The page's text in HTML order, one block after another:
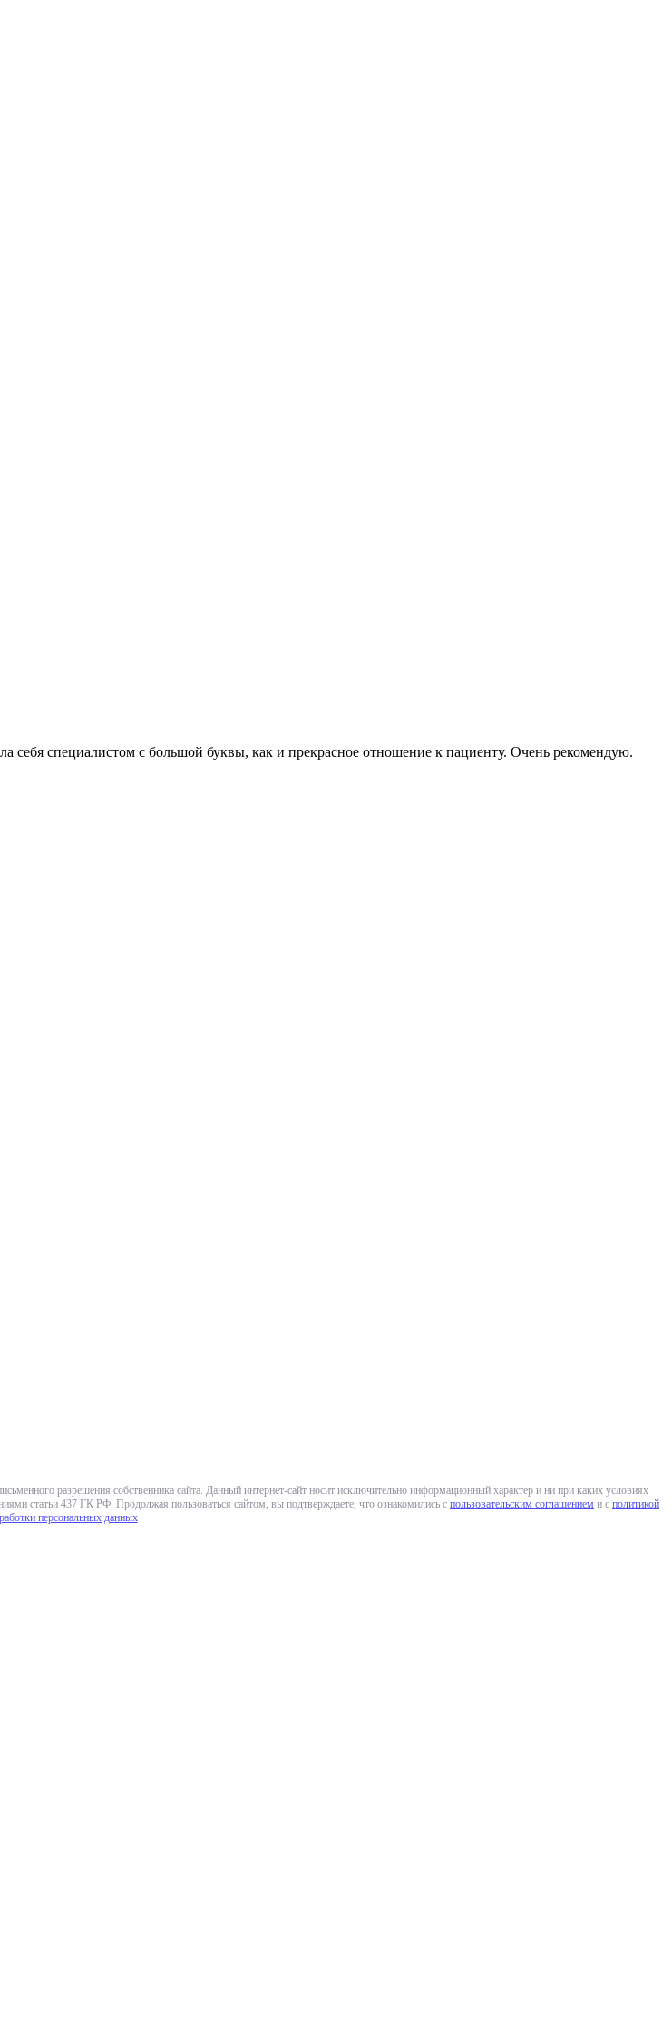
себя специалистом с большой буквы, как и прекрасное отношение к пациенту. Очень рекомендую.
разрешения собственника сайта. Данный интернет-сайт носит исключительно информационный характер и ни при каких условиях
статьи 437 ГК РФ. Продолжая пользоваться сайтом, вы подтверждаете, что ознакомились с пользовательским соглашением и с политикой
персональных данных